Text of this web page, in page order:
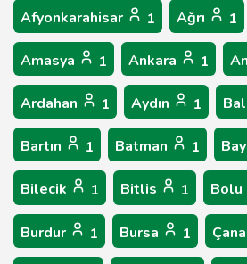
Afyonkarahisar 1 Ağrı 1
Amasya 1 Ankara 1
Ardahan 1 Aydın 1
Bartın 1 Batman 1
Bilecik 1 Bitlis 1 Bolu
Burdur 1 Bursa 1